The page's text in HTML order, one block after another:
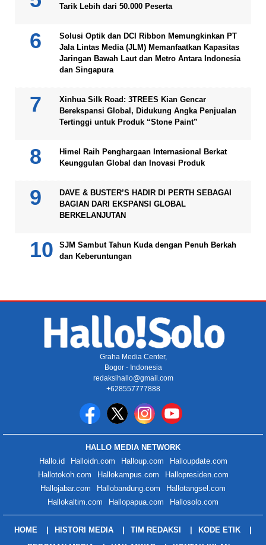
Tarik Lebih dari 50.000 Peserta
Solusi Optik dan DCI Ribbon Memungkinkan PT
Jala Lintas Media (JLM) Memanfaatkan Kapasitas
Jaringan Bawah Laut dan Metro Antara Indonesia
dan Singapura
Xinhua Silk Road: 3TREES Kian Gencar
Berekspansi Global, Didukung Angka Penjualan
Tertinggi untuk Produk “Stone Paint”
Himel Raih Penghargaan Internasional Berkat
Keunggulan Global dan Inovasi Produk
DAVE & BUSTER’S HADIR DI PERTH SEBAGAI
BAGIAN DARI EKSPANSI GLOBAL
BERKELANJUTAN
SJM Sambut Tahun Kuda dengan Penuh Berkah
dan Keberuntungan
Graha Media Center,
Bogor - Indonesia
redaksihallo@gmail.com
+628557777888
HALLO MEDIA NETWORK
Hallo.id
Halloidn.com Halloup.com
Halloupdate.com
Hallotokoh.com
Hallokampus.com
Hallopresiden.com
Hallojabar.com
Hallobandung.com
Hallotangsel.com
Hallokaltim.com
Hallopapua.com Hallosolo.com
HOME HISTORI MEDIA TIM REDAKSI
KODE ETIK